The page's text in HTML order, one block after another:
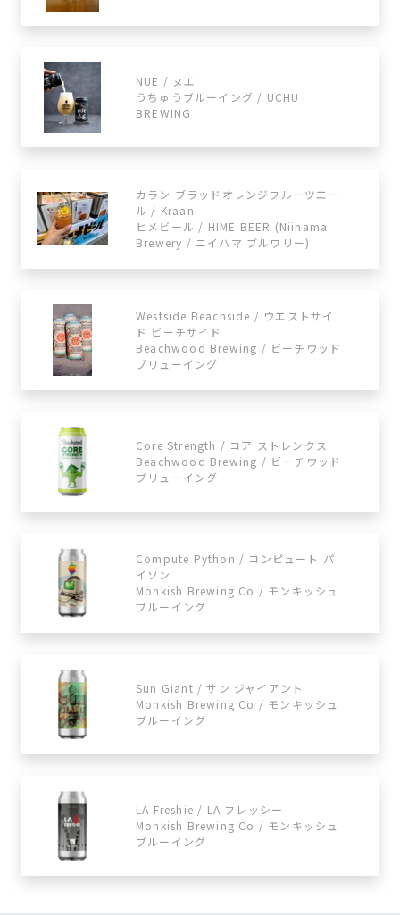
NUE / ヌエ
うちゅうブルーイング / UCHU
BREWING
カラン ブラッドオレンジフルーツエー
ル / Kraan
ヒメビール / HIME BEER (Niihama
Brewery / ニイハマ ブルワリー)
Westside Beachside / ウエストサイ
ド ビーチサイド
Beachwood Brewing / ビーチウッド
ブリューイング
Core Strength / コア ストレンクス
Beachwood Brewing / ビーチウッド
ブリューイング
Compute Python / コンピュート パ
イソン
Monkish Brewing Co / モンキッシュ
ブルーイング
Sun Giant / サン ジャイアント
Monkish Brewing Co / モンキッシュ
ブルーイング
LA Freshie / LA フレッシー
Monkish Brewing Co / モンキッシュ
ブルーイング